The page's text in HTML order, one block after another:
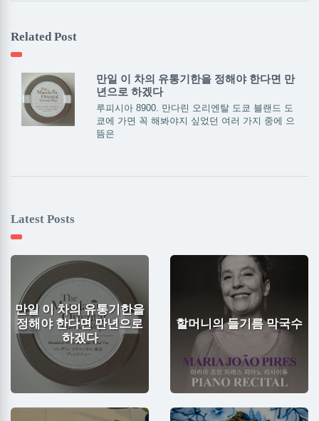
Related Post
만일 이 차의 유통기한을 정해야 한다면 만
년으로 하겠다
루피시아 8900. 만다린 오리엔탈 도쿄 블랜드 도
쿄에 가면 꼭 해봐야지 싶었던 여러 가지 중에 으
뜸은
Latest Posts
만일 이 차의 유통기한을
정해야 한다면 만년으로
하겠다
할머니의 들기름 막국수